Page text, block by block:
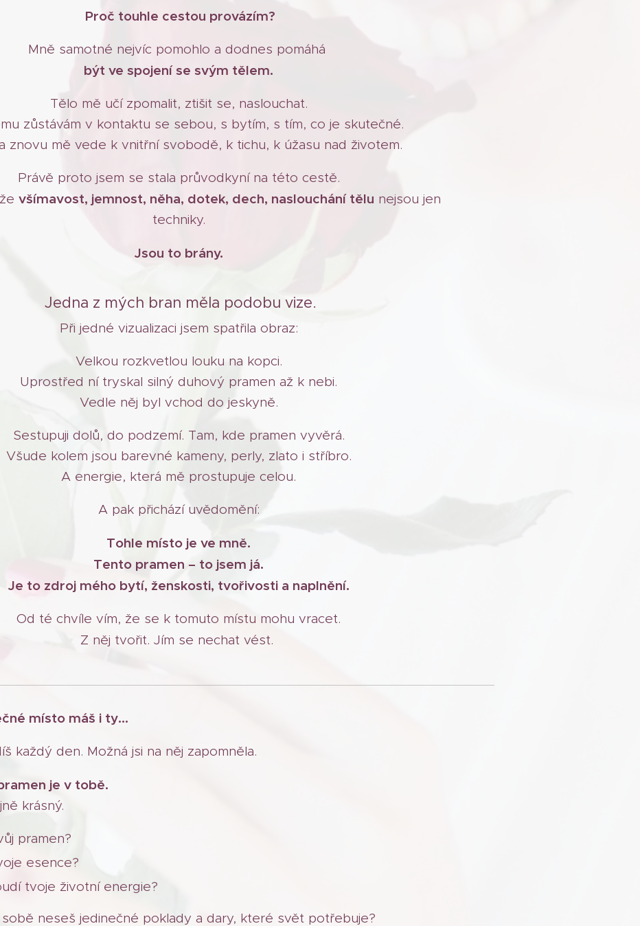
Proč touhle cestou provázím?
Mně samotné nejvíc pomohlo a dodnes pomáhá
být ve spojení se svým tělem.
Tělo mě učí zpomalit, ztišit se, naslouchat.
zůstávám v kontaktu se sebou, s bytím, s tím, co je skutečné.
znovu mě vede k vnitřní svobodě, k tichu, k úžasu nad životem.
Právě proto jsem se stala průvodkyní na této cestě.
všímavost, jemnost, něha, dotek, dech, naslouchání tělu nejsou jen
techniky.
Jsou to brány.
Jedna z mých bran měla podobu vize.
Při jedné vizualizaci jsem spatřila obraz:
Velkou rozkvetlou louku na kopci.
Uprostřed ní tryskal silný duhový pramen až k nebi.
Vedle něj byl vchod do jeskyně.
Sestupuji dolů, do podzemí. Tam, kde pramen vyvěrá.
Všude kolem jsou barevné kameny, perly, zlato i stříbro.
A energie, která mě prostupuje celou.
A pak přichází uvědomění:
Tohle místo je ve mně.
Tento pramen – to jsem já.
Je to zdroj mého bytí, ženskosti, tvořivosti a naplnění.
Od té chvíle vím, že se k tomuto místu mohu vracet.
Z něj tvořit. Jím se nechat vést.
místo máš i ty…
každý den. Možná jsi na něj zapomněla.
je v tobě.
krásný.
pramen?
esence?
tvoje životní energie?
neseš jedinečné poklady a dary, které svět potřebuje?